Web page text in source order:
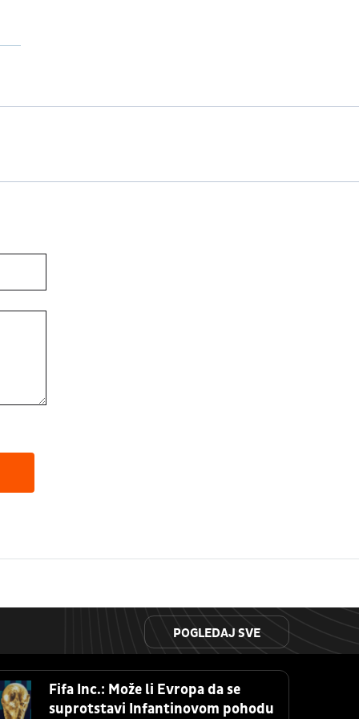
POGLEDAJ SVE
Fifa Inc.: Može li Evropa da se
suprotstavi Infantinovom pohodu